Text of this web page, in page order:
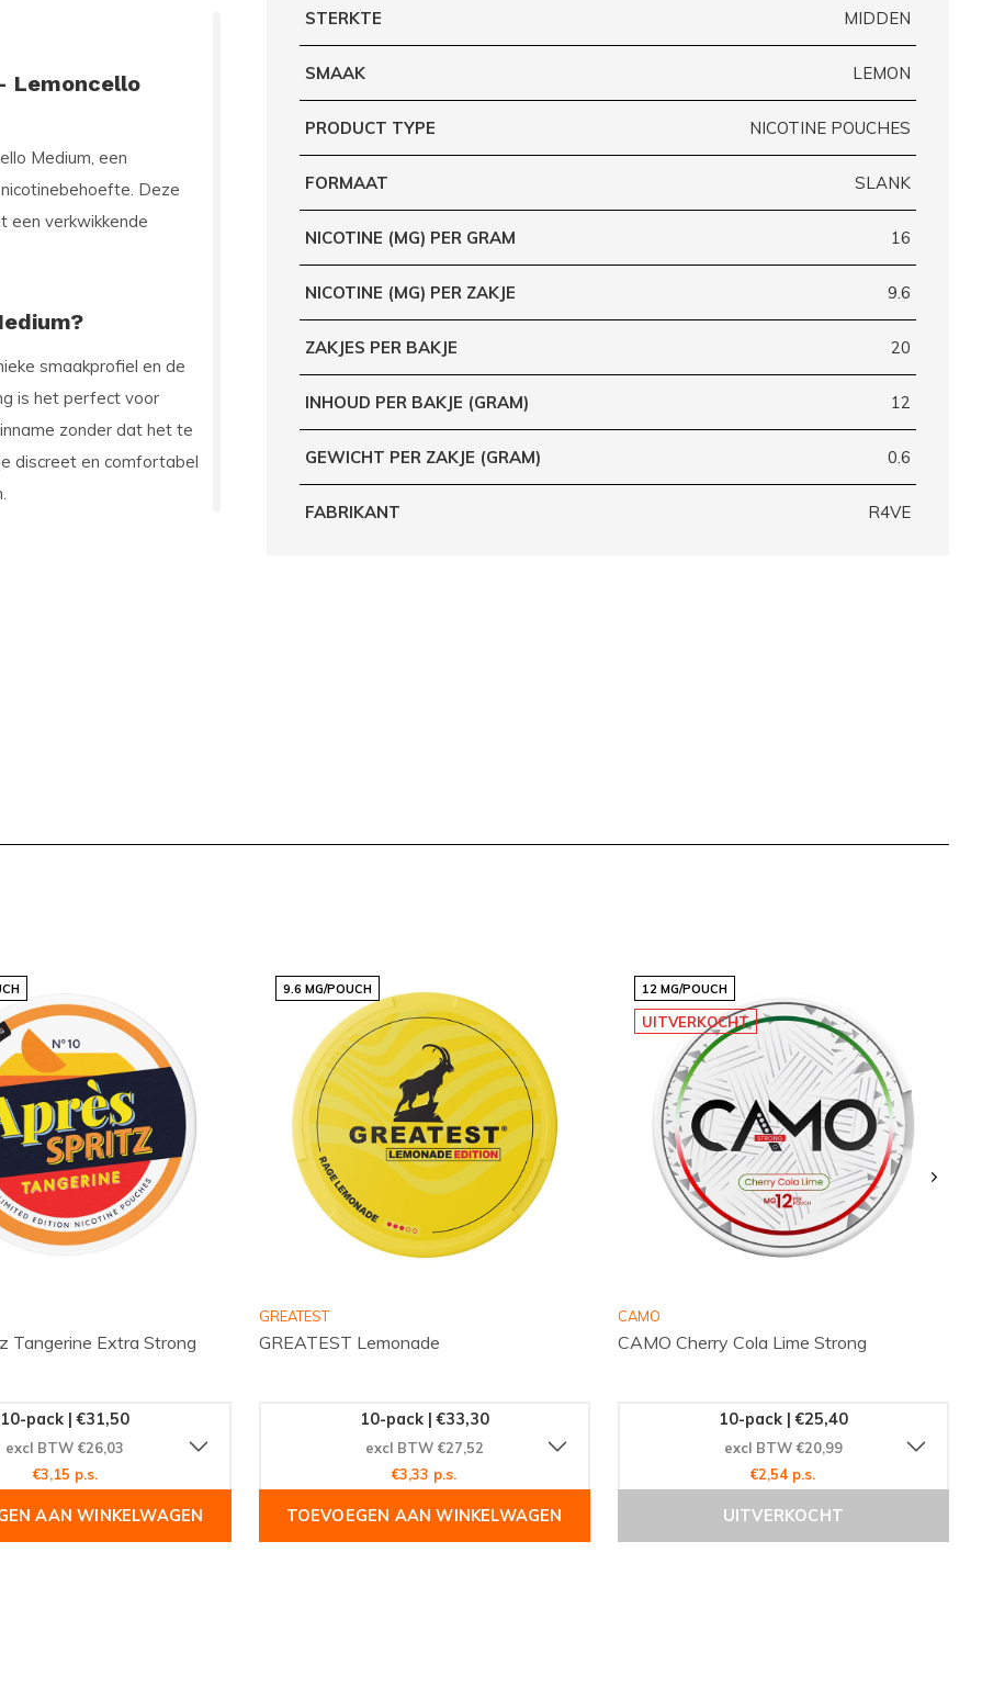
Lemoncello
Medium , een
Deze
een verkwikkende
smaakprofiel en de
is het perfect voor
zonder dat het te
discreet en comfortabel
te bieden die voldoen aan
ervaring. Mis
nog toe aan je
die je dag
wereldwijd die
STERKTE MIDDEN
SMAAK LEMON
PRODUCT TYPE NICOTINE POUCHES
FORMAAT SLANK
NICOTINE (MG) PER GRAM 16
NICOTINE (MG) PER ZAKJE 9.6
ZAKJES PER BAKJE 20
INHOUD PER BAKJE (GRAM) 12
GEWICHT PER ZAKJE (GRAM) 0.6
FABRIKANT R4VE
Tangerine Extra Strong
10-pack | €31,50
excl BTW €26,03
€3,15 p.s.
AAN WINKELWAGEN
9.6 MG/POUCH
GREATEST
GREATEST Lemonade
10-pack | €33,30
excl BTW €27,52
€3,33 p.s.
TOEVOEGEN AAN WINKELWAGEN
12 MG/POUCH
UITVERKOCHT
CAMO
CAMO Cherry Cola Lime Strong
10-pack | €25,40
excl BTW €20,99
€2,54 p.s.
UITVERKOCHT